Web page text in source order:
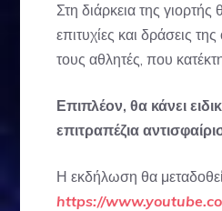
Στη διάρκεια της
επιτυχίες και δράσεις
τους αθλητές, που
Επιπλέον, θα κάνει
επιτραπέζια
Η εκδήλωση θα
https://